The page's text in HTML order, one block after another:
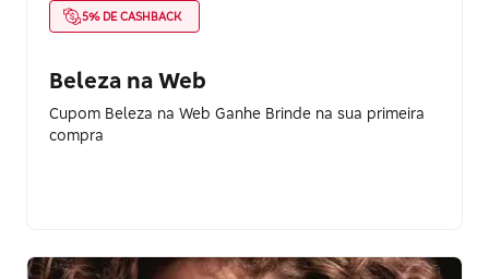
5% DE CASHBACK
Beleza na Web
Cupom Beleza na Web Ganhe Brinde na sua primeira
compra